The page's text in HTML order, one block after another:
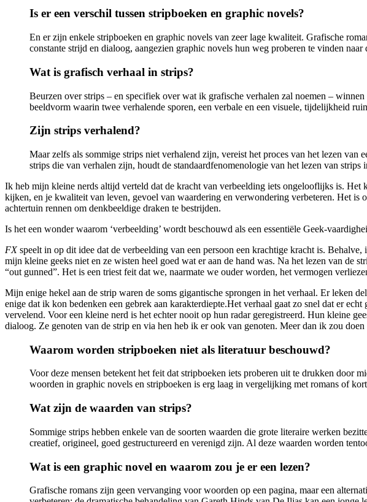
Is er een verschil tussen stripboeken en graphic novels?
En er zijn enkele stripboeken en graphic novels van zeer lage kwaliteit. Grafische
constante strijd en dialoog, aangezien graphic novels hun weg proberen te vinden naar
Wat is grafisch verhaal in strips?
Beurzen over strips – en specifiek over wat ik grafische verhalen zal noemen –
beeldvorm waarin twee verhalende sporen, een verbale en een visuele, tijdelijkheid
Zijn strips verhalend?
Maar zelfs als sommige strips niet verhalend zijn, vereist het proces van het lezen van
strips die van verhalen zijn, houdt de standaardfenomenologie van het lezen van
Ik heb mijn kleine nerds altijd verteld dat de kracht van verbeelding iets ongelooflijks is. Het
kijken, en je kwaliteit van leven, gevoel van waardering en verwondering verbeteren. Het is
achtertuin rennen om denkbeeldige draken te bestrijden.
Is het een wonder waarom ‘verbeelding’ wordt beschouwd als een essentiële Geek-
FXspeelt in op dit idee dat de verbeelding van een persoon een krachtige kracht is.
mijn kleine geeks niet en ze wisten heel goed wat er aan de hand was. Na het lezen van de
“out gunned”. Het is een triest feit dat we, naarmate we ouder worden, het vermogen
Mijn enige hekel aan de strip waren de soms gigantische sprongen in het verhaal. Er leken
enige dat ik kon bedenken een gebrek aan karakterdiepte.Het verhaal gaat zo snel dat er
vervelend. Voor een kleine nerd is het echter nooit op hun radar geregistreerd. Hun kleine
dialoog. Ze genoten van de strip en via hen heb ik er ook van genoten. Meer dan ik zou
Waarom worden stripboeken niet als literatuur beschouwd?
Voor deze mensen betekent het feit dat stripboeken iets proberen uit te drukken door
woorden in graphic novels en stripboeken is erg laag in vergelijking met romans of
Wat zijn de waarden van strips?
Sommige strips hebben enkele van de soorten waarden die grote literaire werken
creatief, origineel, goed gestructureerd en verenigd zijn. Al deze waarden worden
Wat is een graphic novel en waarom zou je er een lezen?
Grafische romans zijn geen vervanging voor woorden op een pagina, maar een